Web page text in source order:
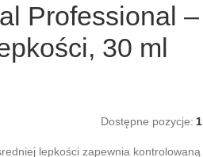
Professional –
30 ml
Dostępne pozycje: 1
lepkości zapewnia kontrolowaną